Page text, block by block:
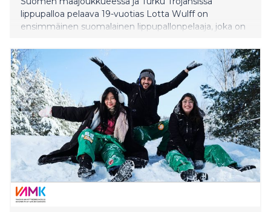
lippupalloa pelaava 19-vuotias Lotta Wulff on
ensimmäinen suomalainen lippupallonpelaaja, joka on
Kentuckyn osavaltiossa sijaitseva Lindsey Wilson
College ilmoitti marraskuussa 2024 käynnistävänsä
naisten lippupallo-ohjelman lukuvuonna 2025–2026.
Koulu etsii parhaillaan lahjakkaita pelaajia uuteen
joukkueeseensa, ja Wulff sai hyvän stipenditarjouksen
liittyäkseen siihen.